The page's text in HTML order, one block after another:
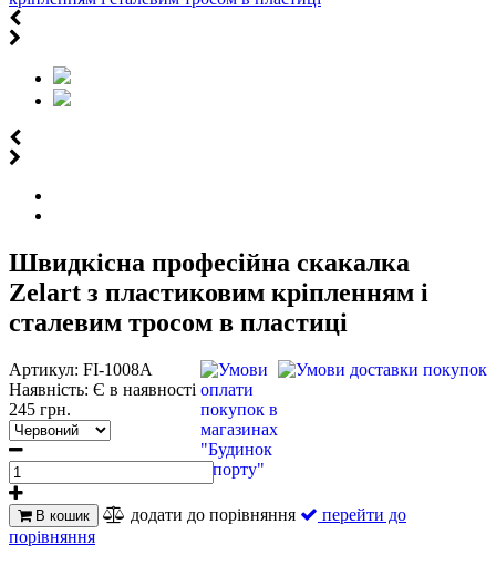
Швидкісна професійна скакалка
Zelart з пластиковим кріпленням і
сталевим тросом в пластиці
Артикул: FI-1008A
Наявність: Є в наявності
245 грн.
В кошик додати до порівняння
перейти до
порівняння